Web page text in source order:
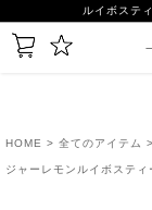
ルイボステ
HOME > 全てのアイテム >
ジャーレモンルイボステ